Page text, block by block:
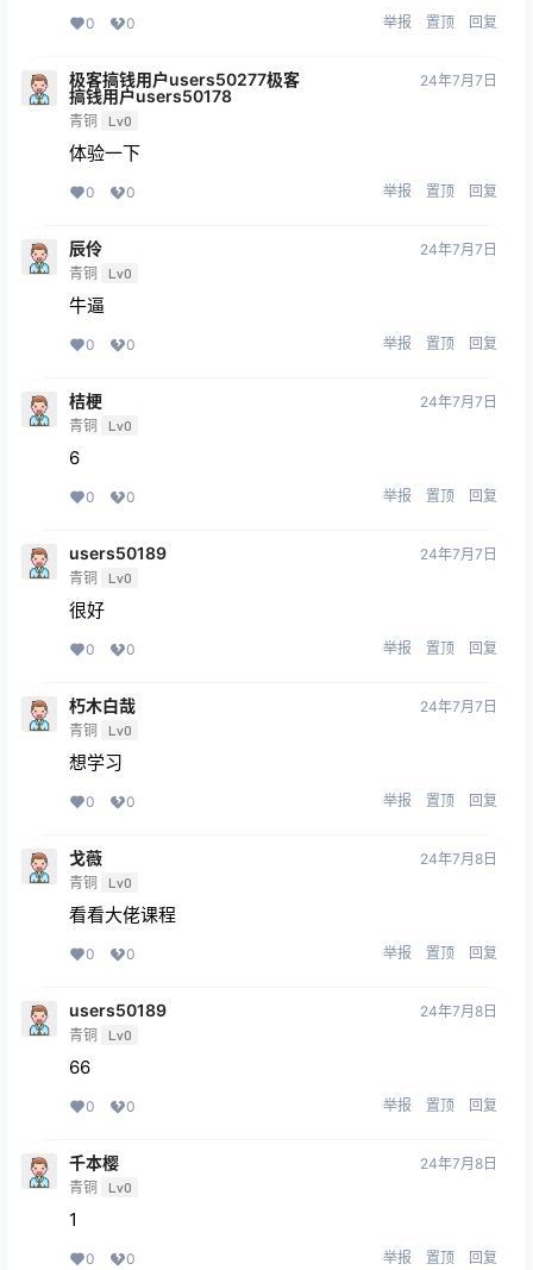
0 0 举报 置顶 回复
极客搞钱用户users50277极客
搞钱用户users50178
青铜 Lv0
24年7月7日
体验一下
0 0 举报 置顶 回复
辰伶
青铜 Lv0
24年7月7日
牛逼
0 0 举报 置顶 回复
桔梗
青铜 Lv0
24年7月7日
6
0 0 举报 置顶 回复
users50189
青铜 Lv0
24年7月7日
很好
0 0 举报 置顶 回复
朽木白哉
青铜 Lv0
24年7月7日
想学习
0 0 举报 置顶 回复
戈薇
青铜 Lv0
24年7月8日
看看大佬课程
0 0 举报 置顶 回复
users50189
青铜 Lv0
24年7月8日
66
0 0 举报 置顶 回复
千本樱
青铜 Lv0
24年7月8日
1
0 0 举报 置顶 回复